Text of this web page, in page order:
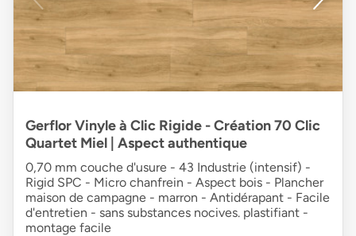
Gerflor Vinyle à Clic Rigide - Création 70 Clic
Quartet Miel | Aspect authentique
0,70 mm couche d'usure - 43 Industrie (intensif) -
Rigid SPC - Micro chanfrein - Aspect bois - Plancher
maison de campagne - marron - Antidérapant - Facile
d'entretien - sans substances nocives. plastifiant -
montage facile